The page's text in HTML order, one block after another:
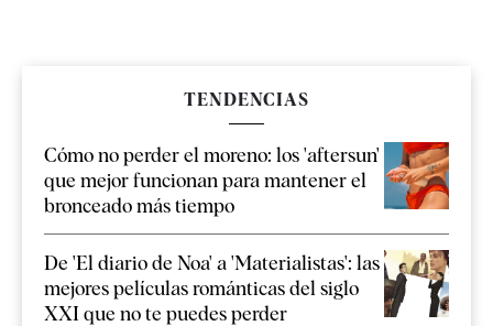
TENDENCIAS
Cómo no perder el moreno: los 'aftersun'
que mejor funcionan para mantener el
bronceado más tiempo
De 'El diario de Noa' a 'Materialistas': las
mejores películas románticas del siglo
XXI que no te puedes perder